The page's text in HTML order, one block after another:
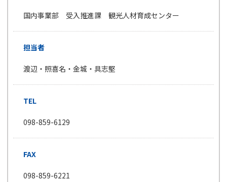
国内事業部 受入推進課 観光人材育成センター
担当者
渡辺・照喜名・金城・具志堅
TEL
098-859-6129
FAX
098-859-6221